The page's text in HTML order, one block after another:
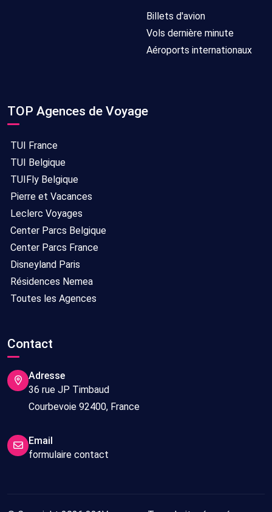
Billets d'avion
Vols dernière minute
Aéroports internationaux
TOP Agences de Voyage
TUI France
TUI Belgique
TUIFly Belgique
Pierre et Vacances
Leclerc Voyages
Center Parcs Belgique
Center Parcs France
Disneyland Paris
Résidences Nemea
Toutes les Agences
Contact
Adresse
36 rue JP Timbaud
Courbevoie 92400, France
Email
formulaire contact